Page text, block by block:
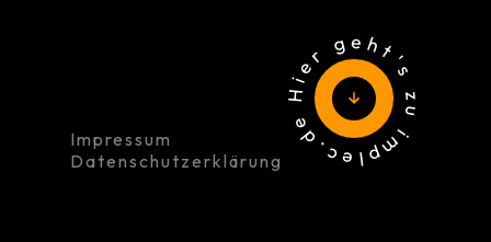
Impressum
Datenschutzerklärung Hier geht's zu implec.de